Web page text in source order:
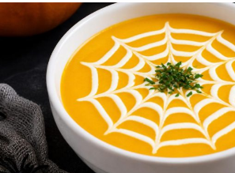
Crema
de
calabaza
terrorífica
para
Halloween